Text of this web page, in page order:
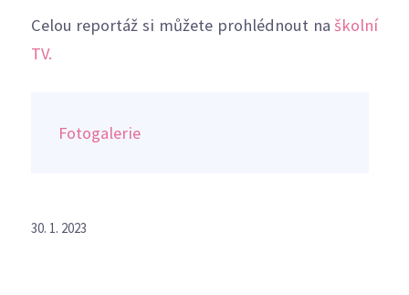
Celou reportáž si můžete prohlédnout naškolní
TV.
Fotogalerie
30. 1. 2023